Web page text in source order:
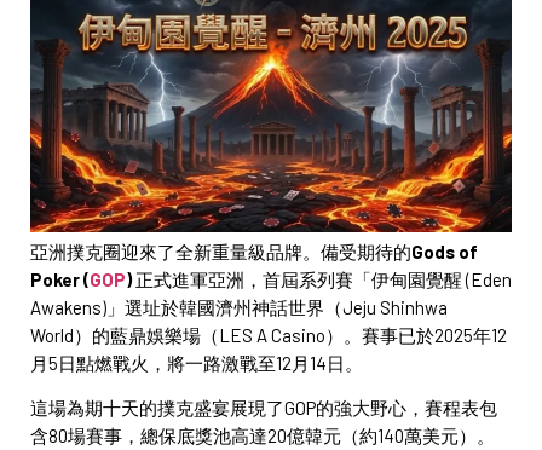
亞洲撲克圈迎來了全新重量級品牌。備受期待的Gods of
Poker (GOP)正式進軍亞洲，首屆系列賽「伊甸園覺醒 (Eden
Awakens)」選址於韓國濟州神話世界（Jeju Shinhwa
World）的藍鼎娛樂場（LES A Casino）。賽事已於2025年12
月5日點燃戰火，將一路激戰至12月14日。
這場為期十天的撲克盛宴展現了GOP的強大野心，賽程表包
含80場賽事，總保底獎池高達20億韓元（約140萬美元）。